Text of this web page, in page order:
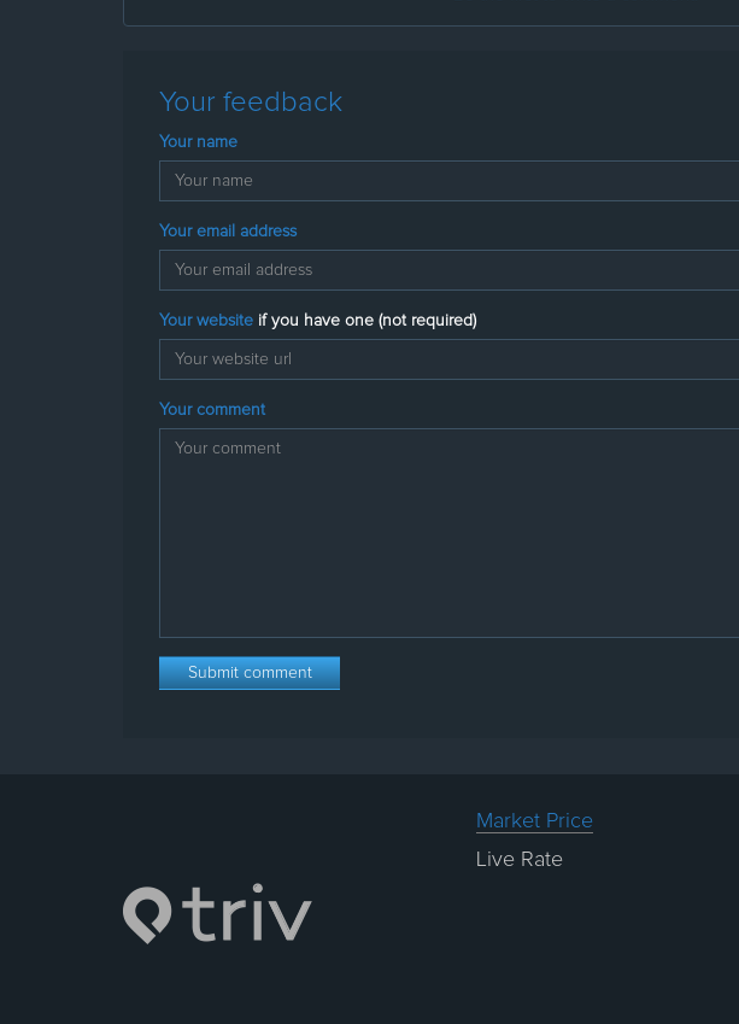
Your feedback
Your name
Your email address
Your website if you have one (not required)
Your comment
Market Price
Live Rate